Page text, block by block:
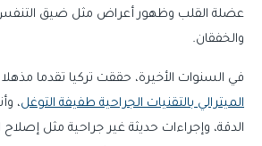
عضلة القلب وظهور أعراض مثل ضيق
والخفقان.
في السنوات الأخيرة، حققت تركيا تقدما
الميترالي بالتقنيات الجراحية طفيفة التوغل،
الدقة، وإجراءات حديثة غير جراحية مثل